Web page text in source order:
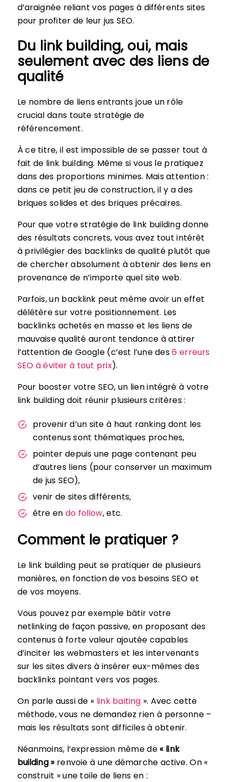
d’araignée reliant vos pages à différents sites
pour profiter de leur jus SEO.
Du link building, oui, mais
seulement avec des liens de
qualité
Le nombre de liens entrants joue un rôle
crucial dans toute stratégie de
référencement.
À ce titre, il est impossible de se passer tout à
fait de link building. Même si vous le pratiquez
dans des proportions minimes. Mais attention :
dans ce petit jeu de construction, il y a des
briques solides et des briques précaires.
Pour que votre stratégie de link building donne
des résultats concrets, vous avez tout intérêt
à privilégier des backlinks de qualité plutôt que
de chercher absolument à obtenir des liens en
provenance de n’importe quel site web.
Parfois, un backlink peut même avoir un effet
délétère sur votre positionnement. Les
backlinks achetés en masse et les liens de
mauvaise qualité auront tendance à attirer
l’attention de Google (c’est l’une des6 erreurs
SEO à éviter à tout prix).
Pour booster votre SEO, un lien intégré à votre
link building doit réunir plusieurs critères :
provenir d’un site à haut ranking dont les
contenus sont thématiques proches,
pointer depuis une page contenant peu
d’autres liens (pour conserver un maximum
de jus SEO),
venir de sites différents,
être en do follow, etc.
Comment le pratiquer ?
Le link building peut se pratiquer de plusieurs
manières, en fonction de vos besoins SEO et
de vos moyens.
Vous pouvez par exemple bâtir votre
netlinking de façon passive, en proposant des
contenus à forte valeur ajoutée capables
d’inciter les webmasters et les intervenants
sur les sites divers à insérer eux-mêmes des
backlinks pointant vers vos pages.
On parle aussi de « link baiting ». Avec cette
méthode, vous ne demandez rien à personne –
mais les résultats sont difficiles à obtenir.
Néanmoins, l’expression même de« link
building »renvoie à une démarche active. On «
construit » une toile de liens en :